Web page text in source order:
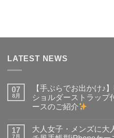
LATEST NEWS
07
8月
【手ぶらでお出かけ♪
ショルダーストラップ
ースのご紹介
ら
で
ン
ト
17
7月
大人女子・メンズに大